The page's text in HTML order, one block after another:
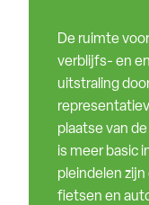
De ruimte
verblijfs- en
uitstraling
plaatse van
is meer basic
pleindelen
fietsen en